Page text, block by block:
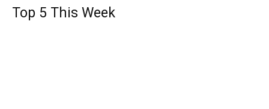
Top 5 This Week